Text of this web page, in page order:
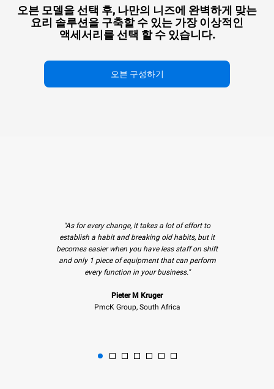
오븐 모델을 선택 후, 나만의 니즈에 완벽하게 맞는
요리 솔루션을 구축할 수 있는 가장 이상적인
액세서리를 선택 할 수 있습니다.
오븐 구성하기
"As for every change, it takes a lot of effort to
establish a habit and breaking old habits, but it
becomes easier when you have less staff on shift
and only 1 piece of equipment that can perform
every function in your business."
Pieter M Kruger
PmcK Group, South Africa